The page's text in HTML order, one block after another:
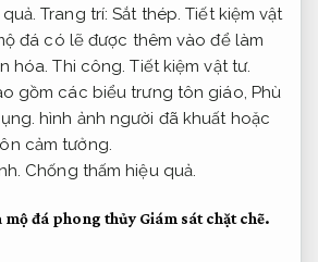
Trang trí:Sắt thép. Tiết kiệm vật
đá có lẽ được thêm vào để làm
hóa.Thi công. Tiết kiệm vật tư.
gồm các biểu trưng tôn giáo, Phù
hình ảnh người đã khuất hoặc
cảm tưởng.
Chống thấm hiệu quả.
mộ đá phong thủy Giám sát chặt chẽ.